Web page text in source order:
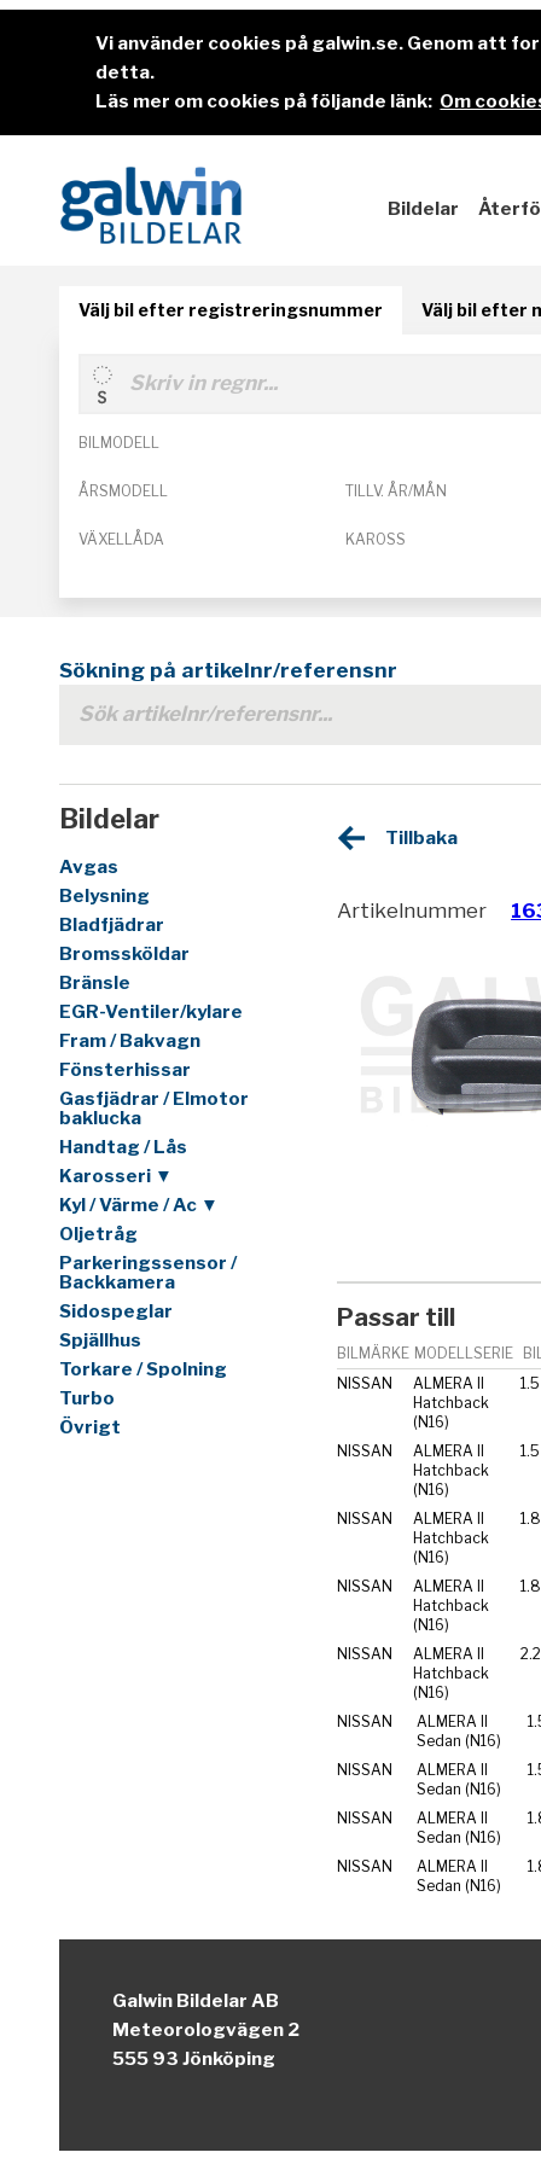
Vi använder cookies på galwin.se. Genom att
detta.
Läs mer om cookies på följande länk: Om
Bildelar
Välj bil efter registreringsnummer Välj bil efter
BILMODELL
ÅRSMODELL TILLV. ÅR/MÅN
VÄXELLÅDA KAROSS
Sökning på artikelnr/referensnr
Bildelar
Avgas
Belysning
Bladfjädrar
Bromssköldar
Bränsle
EGR-Ventiler/kylare
Fram / Bakvagn
Fönsterhissar
Gasfjädrar / Elmotor
baklucka
Handtag / Lås
Karosseri ▼
Kyl / Värme / Ac ▼
Oljetråg
Parkeringssensor /
Backkamera
Sidospeglar
Spjällhus
Torkare / Spolning
Turbo
Övrigt
Tillbaka
Artikelnummer
Passar till
BILMÄRKE MODELLSERIE
NISSAN
ALMERA II
Hatchback
(N16)
1.5
NISSAN
ALMERA II
Hatchback
(N16)
1.5
NISSAN
ALMERA II
Hatchback
(N16)
1.8
NISSAN
ALMERA II
Hatchback
(N16)
1.8
NISSAN
ALMERA II
Hatchback
(N16)
NISSAN
ALMERA II
Sedan (N16)
NISSAN
ALMERA II
Sedan (N16)
NISSAN
ALMERA II
Sedan (N16)
NISSAN
ALMERA II
Sedan (N16)
Galwin Bildelar AB
Meteorologvägen 2
555 93 Jönköping